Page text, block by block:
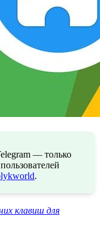
— только
.
клавиш для